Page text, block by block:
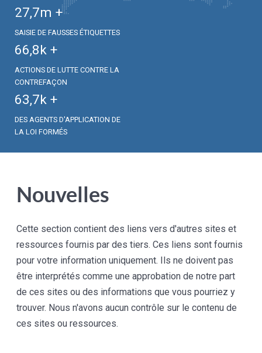
27,7m +
SAISIE DE FAUSSES ÉTIQUETTES
66,8k +
ACTIONS DE LUTTE CONTRE LA
CONTREFAÇON
63,7k +
DES AGENTS D'APPLICATION DE
LA LOI FORMÉS
Nouvelles
Cette section contient des liens vers d'autres sites et
ressources fournis par des tiers. Ces liens sont fournis
pour votre information uniquement. Ils ne doivent pas
être interprétés comme une approbation de notre part
de ces sites ou des informations que vous pourriez y
trouver. Nous n'avons aucun contrôle sur le contenu de
ces sites ou ressources.